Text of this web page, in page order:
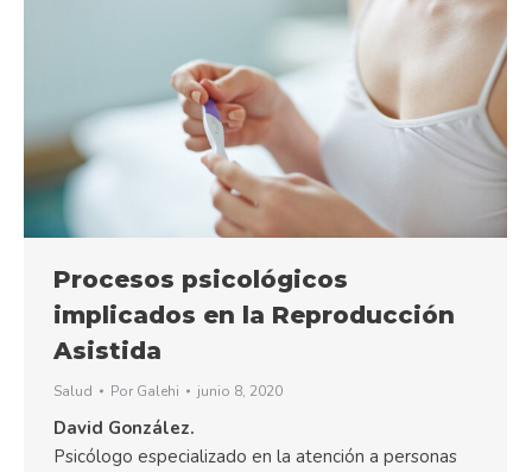
Procesos psicológicos
implicados en la Reproducción
Asistida
Salud Por Galehi junio 8, 2020
David González.
Psicólogo especializado en la atención a personas